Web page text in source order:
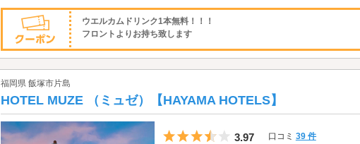
ウエルカムドリンク1本無料！！！
フロントよりお持ち致します
福岡県 飯塚市片島
HOTEL MUZE （ミュゼ）【HAYAMA HOTELS】
5つ星のうち3.5
3.97 口コミ 39 件